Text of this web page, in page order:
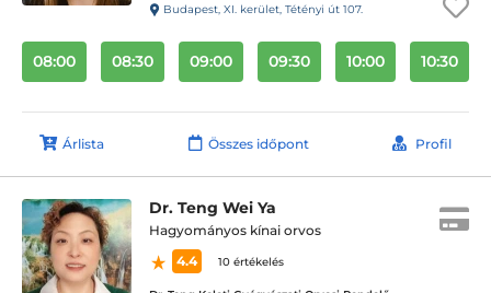
Budapest, XI. kerület, Tétényi út 107.
08:00 08:30 09:00 09:30 10:00 10:30
Árlista Összes időpont Profil
Dr. Teng Wei Ya
Hagyományos kínai orvos
4.4
10 értékelés